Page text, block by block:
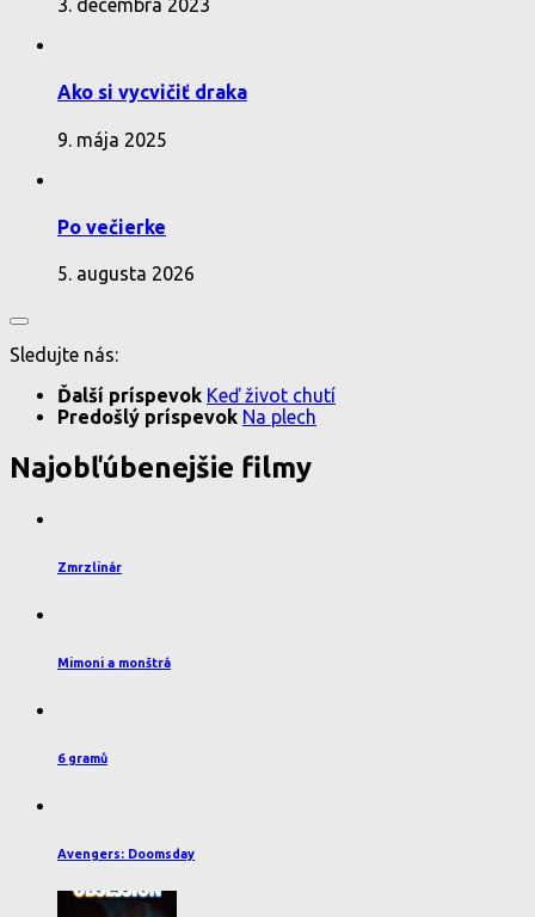
3. decembra 2023
Ako si vycvičiť draka
9. mája 2025
Po večierke
5. augusta 2026
Sledujte nás:
Ďalší príspevok Keď život chutí
Predošlý príspevok Na plech
Najobľúbenejšie filmy
Zmrzlinár
Mimoni a monštrá
6 gramů
Avengers: Doomsday